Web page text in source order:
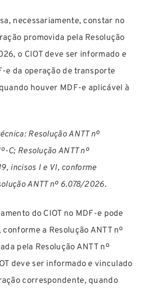
necessariamente, constar no
promovida pela Resolução
o CIOT deve ser informado e
e da operação de transporte
houver MDF-e aplicável à
Resolução ANTT nº
C; Resolução ANTT nº
incisos I e VI, conforme
ANTT nº 6.078/2026.
do CIOT no MDF-e pode
a Resolução ANTT nº
pela Resolução ANTT nº
deve ser informado e vinculado
correspondente, quando